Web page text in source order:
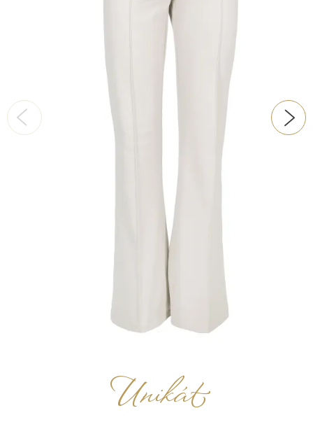
KABÁTY, BUNDY
DOPLŇKY
Unikát